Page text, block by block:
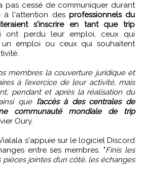
à l'attention des professionnels du
s'inscrire en tant que trip
perdu leur emploi, ceux qui
emploi ou ceux qui souhaitent
membres la couverture juridique et
à l’exercice de leur activité, mais
pendant et après la réalisation du
que l’accès à des centrales de
communauté mondiale de trip
Oury.
s'appuie sur le logiciel Discord
entre ses membres. "Finis les
jointes d’un côté, les échanges